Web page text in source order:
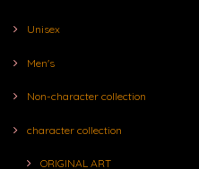
Unisex
Men's
Non-character collection
character collection
ORIGINAL ART